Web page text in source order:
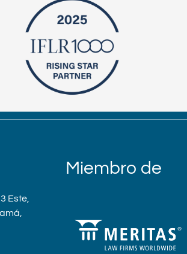
Este,
Miembro de